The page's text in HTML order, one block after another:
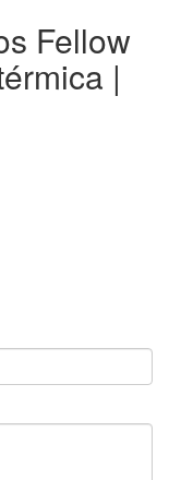
Fellow
|